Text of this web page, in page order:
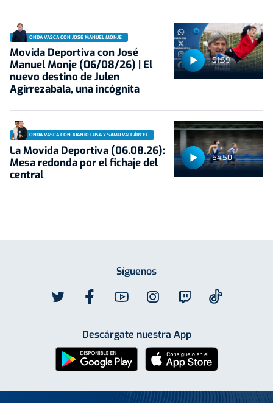
51:59
ONDA VASCA CON JOSÉ MANUEL MONJE
Movida Deportiva con José
Manuel Monje (06/08/26) | El
nuevo destino de Julen
Agirrezabala, una incógnita
54:50
ONDA VASCA CON JUANJO LUSA Y SAMU VALCÁRCEL
La Movida Deportiva (06.08.26):
Mesa redonda por el fichaje del
central
Síguenos
Descárgate nuestra App